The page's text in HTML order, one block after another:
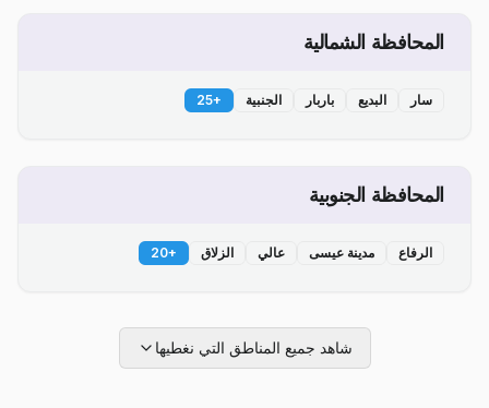
المحافظة الشمالية
سار البديع باربار الجنبية +
25
المحافظة الجنوبية
الرفاع مدينة عيسى عالي الزلاق +
20
شاهد جميع المناطق التي نغطيها